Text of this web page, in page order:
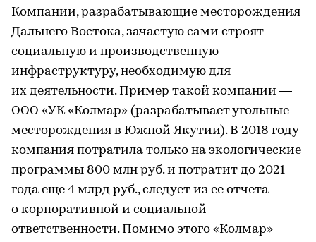
Компании, разрабатывающие месторождения
Дальнего Востока, зачастую сами строят
социальную и производственную
инфраструктуру, необходимую для
их деятельности. Пример такой компании —
ООО «УК «Колмар» (разрабатывает угольные
месторождения в Южной Якутии). В 2018 году
компания потратила только на экологические
программы 800 млн руб. и потратит до 2021
года еще 4 млрд руб., следует из ее отчета
о корпоративной и социальной
ответственности. Помимо этого «Колмар»